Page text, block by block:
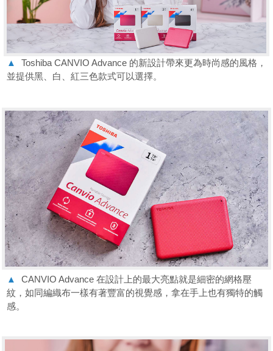
▲
Toshiba CANVIO Advance 的新設計帶來更為時尚感的風格，
並提供黑、白、紅三色款式可以選擇。
▲
CANVIO Advance 在設計上的最大亮點就是細密的網格壓
紋，如同編織布一樣有著豐富的視覺感，拿在手上也有獨特的觸
感。